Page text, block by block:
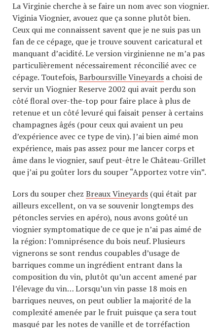
La Virginie cherche à se faire un nom avec son viognier.
Viginia Viognier, avouez que ça sonne plutôt bien.
Ceux qui me connaissent savent que je ne suis pas un
fan de ce cépage, que je trouve souvent caricatural et
manquant d’acidité. Le version virginienne ne m’a pas
particulièrement nécessairement réconcilié avec ce
cépage. Toutefois, Barboursville Vineyards a choisi de
servir un Viognier Reserve 2002 qui avait perdu son
côté floral over-the-top pour faire place à plus de
retenue et un côté levuré qui faisait penser à certains
champagnes âgés (pour ceux qui avaient un peu
d’expérience avec ce type de vin). J’ai bien aimé mon
expérience, mais pas assez pour me lancer corps et
âme dans le viognier, sauf peut-être le Château-Grillet
que j’ai pu goûter lors du souper “Apportez votre vin”.
Lors du souper chez Breaux Vineyards (qui était par
ailleurs excellent, on va se souvenir longtemps des
pétoncles servies en apéro), nous avons goûté un
viognier symptomatique de ce que je n’ai pas aimé de
la région: l’omniprésence du bois neuf. Plusieurs
vignerons se sont rendus coupables d’usage de
barriques comme un ingrédient entrant dans la
composition du vin, plutôt qu’un accent amené par
l’élevage du vin… Lorsqu’un vin passe 18 mois en
barriques neuves, on peut oublier la majorité de la
complexité amenée par le fruit puisque ça sera tout
masqué par les notes de vanille et de torréfaction